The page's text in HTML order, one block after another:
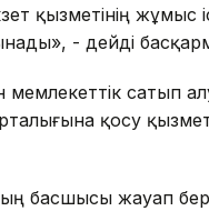
қызметінің жұмыс
- дейді
мемлекеттік сатып
қосу
басшысы жауап